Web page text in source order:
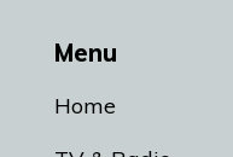
Menu
Home